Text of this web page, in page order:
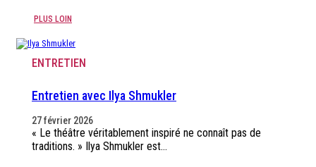
PLUS LOIN
ENTRETIEN
Entretien avec Ilya Shmukler
27 février 2026
« Le théâtre véritablement inspiré ne connaît pas de
traditions. » Ilya Shmukler est…